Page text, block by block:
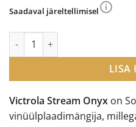
Victrola Stream Onyx on
vinüülplaadimängija,
Saadaval järeltellimisel
Victrola Stream Onyx Sonos
LISA